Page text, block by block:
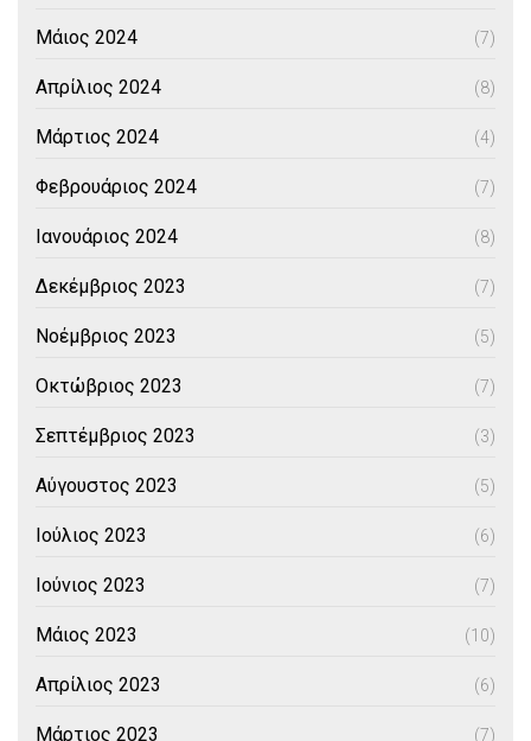
Μάιος 2024 (7)
Απρίλιος 2024 (8)
Μάρτιος 2024 (4)
Φεβρουάριος 2024 (7)
Ιανουάριος 2024 (8)
Δεκέμβριος 2023 (7)
Νοέμβριος 2023 (5)
Οκτώβριος 2023 (7)
Σεπτέμβριος 2023 (3)
Αύγουστος 2023 (5)
Ιούλιος 2023 (6)
Ιούνιος 2023 (7)
Μάιος 2023 (10)
Απρίλιος 2023 (6)
Μάρτιος 2023 (7)